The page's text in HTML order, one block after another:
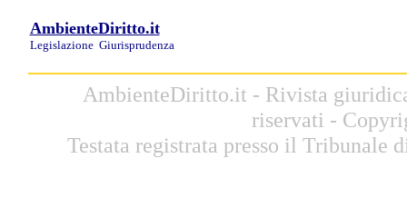
AmbienteDiritto.it
Legislazione Giurisprudenza
AmbienteDiritto.it - Rivista
riservati -
Testata registrata presso il Tribunale